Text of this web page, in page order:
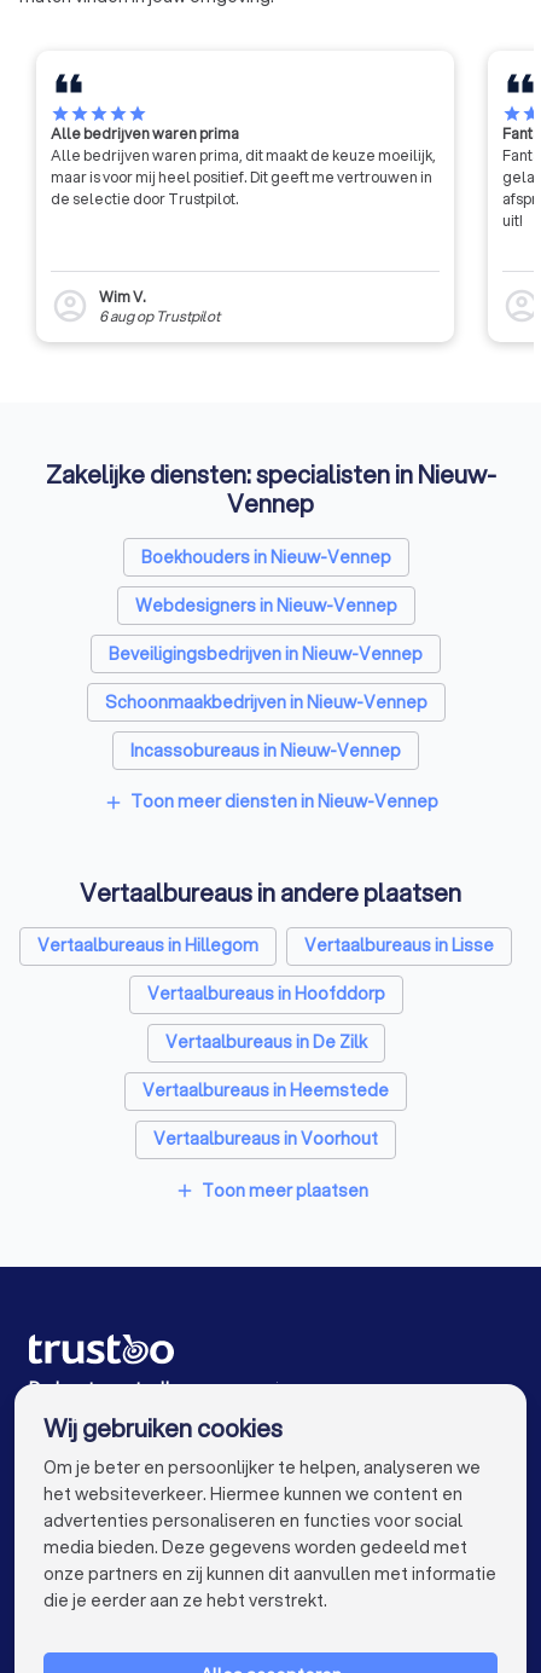
starstarstarstarstar
Alle bedrijven waren prima
Alle bedrijven waren prima, dit maakt de keuze moeilijk,
maar is voor mij heel positief. Dit geeft me vertrouwen in
de selectie door Trustpilot.
account_circle
Wim V.
6 augop Trustpilot
starstar
uit!
account_circle
Zakelijke diensten: specialisten in Nieuw-
Vennep
Boekhouders in Nieuw-Vennep
Webdesigners in Nieuw-Vennep
Beveiligingsbedrijven in Nieuw-Vennep
Schoonmaakbedrijven in Nieuw-Vennep
Incassobureaus in Nieuw-Vennep
Online marketing bureaus in Nieuw-Vennep
SEO-specialisten in Nieuw-Vennep
Grafisch ontwerpers in Nieuw-Vennep
Reclamebureaus in Nieuw-Vennep
Accountants in Nieuw-Vennep
add Toon meer diensten in Nieuw-Vennep
Vertaalbureaus in andere plaatsen
Vertaalbureaus in Hillegom
Vertaalbureaus in Lisse
Vertaalbureaus in Hoofddorp
Vertaalbureaus in De Zilk
Vertaalbureaus in Heemstede
Vertaalbureaus in Voorhout
Vertaalbureaus in Warmond
Vertaalbureaus in Amsterdam
Vertaalbureaus in Rotterdam
Vertaalbureaus in Den Haag
Vertaalbureaus in Utrecht
Vertaalbureaus in Eindhoven
add Toon meer plaatsen
De beste vertaalbureaus voor jou
VOOR PARTICULIEREN keyboard_arrow_down
Wij gebruiken cookies
Om je beter en persoonlijker te helpen, analyseren we
het websiteverkeer. Hiermee kunnen we content en
advertenties personaliseren en functies voor social
media bieden. Deze gegevens worden gedeeld met
onze partners en zij kunnen dit aanvullen met informatie
die je eerder aan ze hebt verstrekt.